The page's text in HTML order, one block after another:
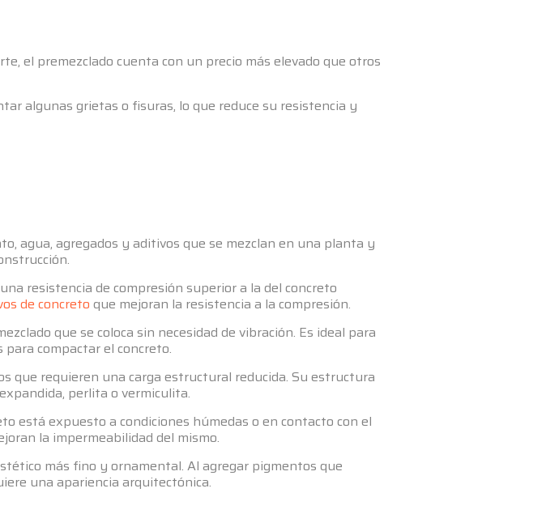
el premezclado cuenta con un precio más elevado que otros
algunas grietas o fisuras, lo que reduce su resistencia y
agua, agregados y aditivos que se mezclan en una planta y
resistencia de compresión superior a la del concreto
de concreto que mejoran la resistencia a la compresión.
que se coloca sin necesidad de vibración. Es ideal para
compactar el concreto.
que requieren una carga estructural reducida. Su estructura
perlita o vermiculita.
está expuesto a condiciones húmedas o en contacto con el
la impermeabilidad del mismo.
más fino y ornamental. Al agregar pigmentos que
una apariencia arquitectónica.